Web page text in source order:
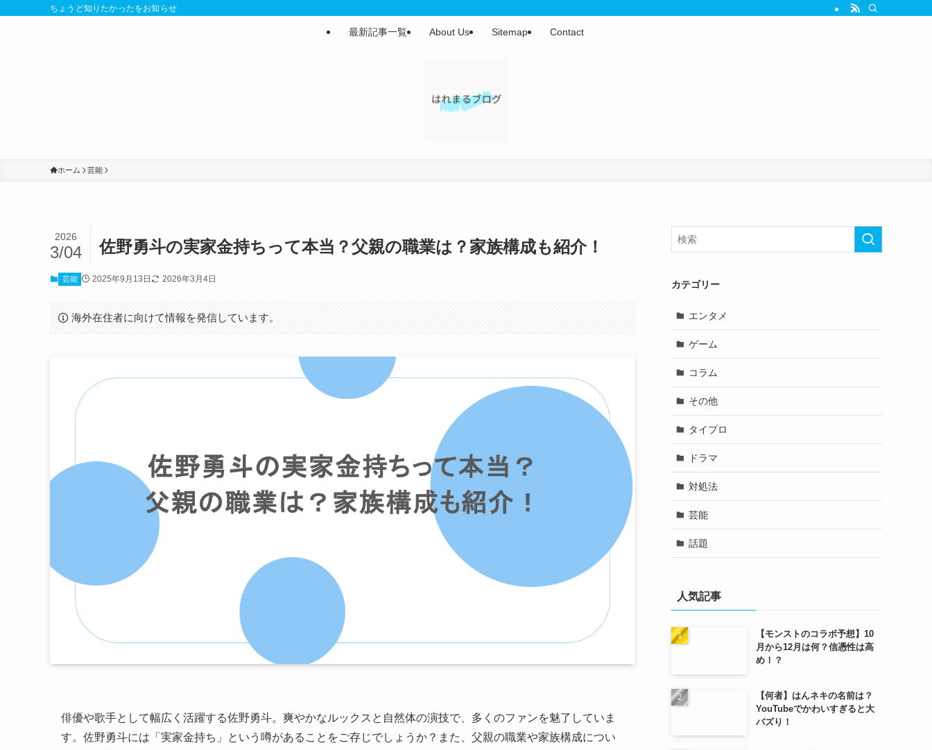
ちょうど知りたかったをお知らせ
最新記事一覧 About Us Sitemap Contact
ホーム 芸能
佐野勇斗の実家金持ちって本当？父親の職業は？家族構成も紹介！
2026
3/04
芸能 2025年9月13日 2026年3月4日
海外在住者に向けて情報を発信しています。
俳優や歌手として幅広く活躍する佐野勇斗。爽やかなルックスと自然体の演技で、多くのファンを魅了していま
す。佐野勇斗には「実家金持ち」という噂があることをご存じでしょうか？また、父親の職業や家族構成につい
カテゴリー
エンタメ
ゲーム
コラム
その他
タイプロ
ドラマ
対処法
芸能
話題
人気記事
【モンストのコラボ予想】10
月から12月は何？信憑性は高
め！？
【何者】はんネキの名前は？
YouTubeでかわいすぎると大
バズり！